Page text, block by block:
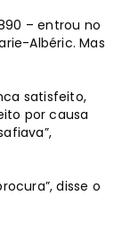
– entrou no
Albéric. Mas
satisfeito,
por causa
disse o